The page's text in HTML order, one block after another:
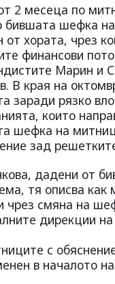
2 месеца по
бившата шефка
хората, чрез
финансови
Марин и
В края на
заради рязко
които
шефка на
зад
дадени от
тя описва как
чрез смяна на
дирекции
с
в началото